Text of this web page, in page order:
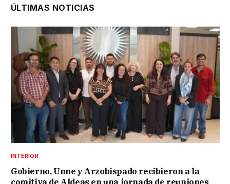
ÚLTIMAS NOTICIAS
INTERIOR
Gobierno, Unne y Arzobispado recibieron a la